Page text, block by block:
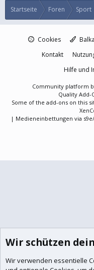
Startseite Foren Sport
Cookies
Kontakt
Hilfe und
Community platform
Quality Add-
Some of the add-ons on this
| Medieneinbettungen via
Wir schützen
Wir verwenden essentielle